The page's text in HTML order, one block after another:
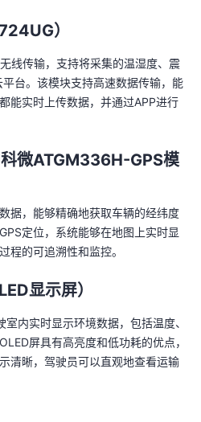
）
线传输，支持将采集的温湿度、震
台。该模块支持高速数据传输，能
能实时上传数据，并通过APP进行
微ATGM336H-GPS模
据，能够精确地获取车辆的经纬度
定位，系统能够在地图上实时显
程的可追溯性和监控。
显示屏）
内实时显示环境数据，包括温度、
屏具有高亮度和低功耗的优点，
清晰，驾驶员可以直观地查看运输